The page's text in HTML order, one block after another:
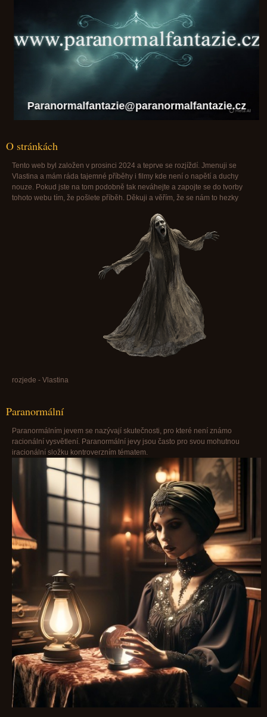
Paranormalfantazie@paranormalfantazie.cz
O stránkách
Tento web byl založen v prosinci 2024 a teprve se rozjíždí. Jmenuji se
Vlastina a mám ráda tajemné příběhy i filmy kde není o napětí a duchy
nouze. Pokud jste na tom podobně tak neváhejte a zapojte se do tvorby
tohoto webu tím, že pošlete příběh. Děkuji a věřím, že se nám to hezky
rozjede - Vlastina
Paranormální
Paranormálním jevem se nazývají skutečnosti, pro které není známo
racionální vysvětlení. Paranormální jevy jsou často pro svou mohutnou
iracionální složku kontroverzním tématem.